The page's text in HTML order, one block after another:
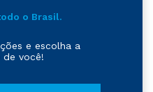
o Brasil.
e escolha a
você!